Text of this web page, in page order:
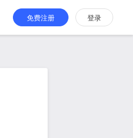
免费注册 登录